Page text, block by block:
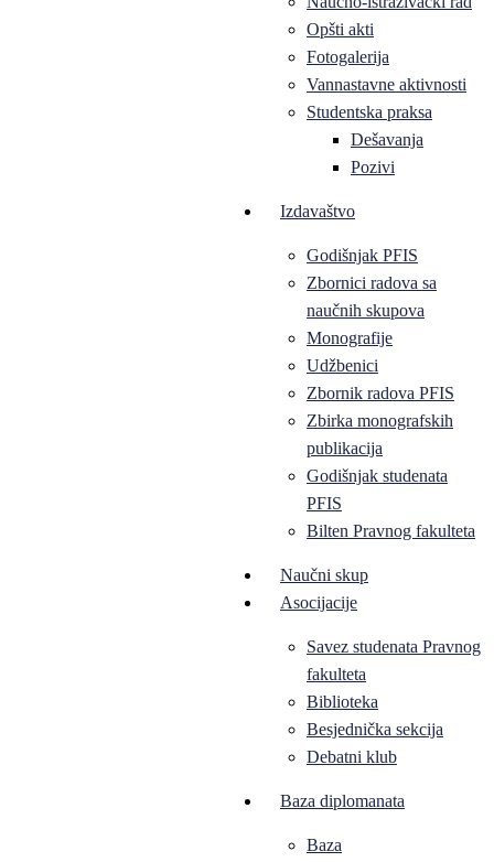
Opšti akti
Fotogalerija
Vannastavne aktivnosti
Studentska praksa
Dešavanja
Pozivi
Izdavaštvo
Godišnjak PFIS
Zbornici radova sa
naučnih skupova
Monografije
Udžbenici
Zbornik radova PFIS
Zbirka monografskih
publikacija
Godišnjak studenata
PFIS
Bilten Pravnog fakulteta
Naučni skup
Asocijacije
Savez studenata Pravnog
fakulteta
Biblioteka
Besjednička sekcija
Debatni klub
Baza diplomanata
Baza